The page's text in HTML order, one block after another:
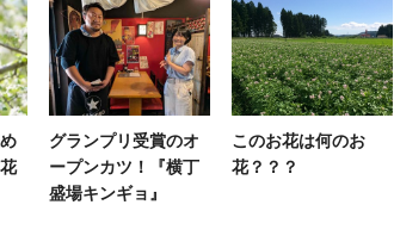
グランプリ受賞のオ
ープンカツ！『横丁
盛場キンギョ』
このお花は何のお
花？？？